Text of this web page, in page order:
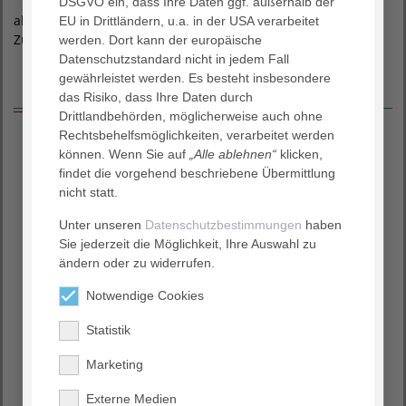
alle Versicherungformen (gesetzlich, privat, mit
Zusatzversicherung, Selbstzahler:innen)
Rückrufservice
Sollen wir Sie zur Terminvereinbarung
zurückrufen?
Vorname
Nachname*
Telefon*
EU in Drittländern, u.a. in der USA verarbeitet
werden. Dort kann der europäische
Datenschutzstandard nicht in jedem Fall
gewährleistet werden. Es besteht insbesondere
das Risiko, dass Ihre Daten durch
Drittlandbehörden, möglicherweise auch ohne
Rechtsbehelfsmöglichkeiten, verarbeitet werden
können. Wenn Sie auf „Alle ablehnen“ klicken,
findet die vorgehend beschriebene Übermittlung
nicht statt.
Unter unseren Datenschutzbestimmungen haben
Sie jederzeit die Möglichkeit, Ihre Auswahl zu
ändern oder zu widerrufen.
Notwendige Cookies
Statistik
Marketing
Externe Medien